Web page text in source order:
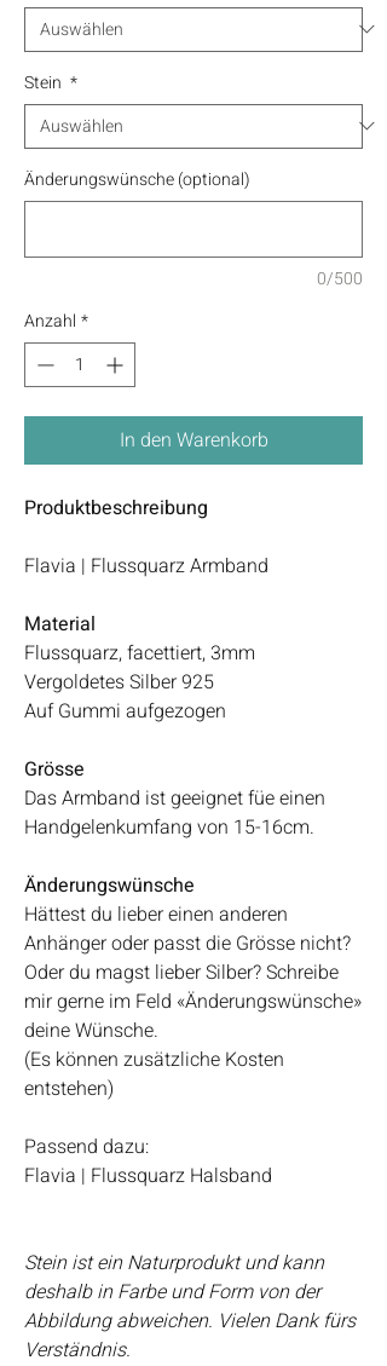
Stein *
Änderungswünsche (optional)
0/500
Anzahl *
In den Warenkorb
Produktbeschreibung
Flavia | Flussquarz Armband
Material
Flussquarz, facettiert, 3mm
Vergoldetes Silber 925
Auf Gummi aufgezogen
Grösse
Das Armband ist geeignet füe einen
Handgelenkumfang von 15-16cm.
Änderungswünsche
Hättest du lieber einen anderen
Anhänger oder passt die Grösse nicht?
Oder du magst lieber Silber? Schreibe
mir gerne im Feld «Änderungswünsche»
deine Wünsche.
(Es können zusätzliche Kosten
entstehen)
Passend dazu:
Flavia | Flussquarz Halsband
Stein ist ein Naturprodukt und kann
deshalb in Farbe und Form von der
Abbildung abweichen. Vielen Dank fürs
Verständnis.